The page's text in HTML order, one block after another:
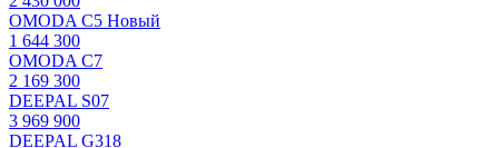
OMODA C5 Новый
1 644 300
OMODA C7
2 169 300
DEEPAL S07
3 969 900
DEEPAL G318